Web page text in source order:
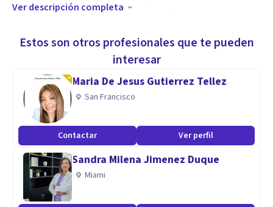
Orientación vocacional y trabajo con adolescentes.
Psicoterapeuta individual, de pareja y familiar. Orientación
vocacional. Consultoría en RRHH. Docencia a nivel
licenciatura y posgrado. Ponente en cursos, talleres y
conferencias.
Ver descripción completa
Estos son otros profesionales que te pueden
interesar
Maria De Jesus Gutierrez Tellez
San Francisco
Contactar Ver perfil
Sandra Milena Jimenez Duque
Miami